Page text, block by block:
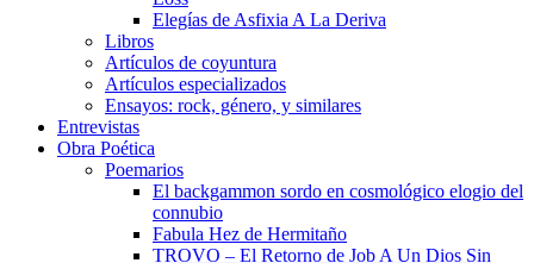
Elegías de Asfixia A La Deriva
Libros
Artículos de coyuntura
Artículos especializados
Ensayos: rock, género, y similares
Entrevistas
Obra Poética
Poemarios
El backgammon sordo en cosmológico elogio del
connubio
Fabula Hez de Hermitaño
TROVO – El Retorno de Job A Un Dios Sin